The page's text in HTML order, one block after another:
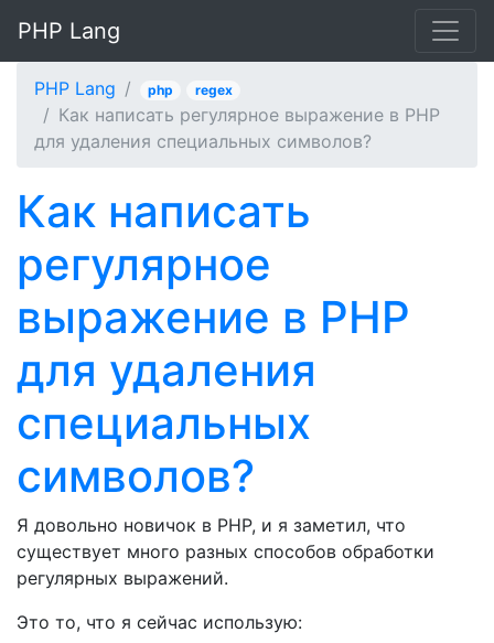
PHP Lang
PHP Lang php regex
Как написать регулярное выражение в PHP
для удаления специальных символов?
Как написать
регулярное
выражение в PHP
для удаления
специальных
символов?
Я довольно новичок в PHP, и я заметил, что
существует много разных способов обработки
регулярных выражений.
Это то, что я сейчас использую: